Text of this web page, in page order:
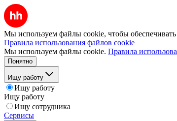
Мы используем файлы cookie, чтобы
Правила использования файлов cookie
Мы используем файлы cookie. Правила
Понятно
Ищу работу
Ищу работу
Ищу работу
Ищу сотрудника
Сервисы